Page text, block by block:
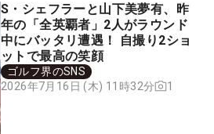
S・シェフラーと山下美夢有、昨
年の「全英覇者」2人がラウンド
中にバッタリ遭遇！ 自撮り2ショ
ットで最高の笑顔
ゴルフ界のSNS
2026年7月16日 (木) 11時32分
1